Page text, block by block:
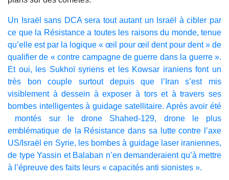
Un Israël sans DCA sera tout autant un Israël à cibler par
ce que la Résistance a toutes les raisons du monde, tenue
qu’elle est par la logique « œil pour œil dent pour dent » de
qualifier de « contre campagne de guerre dans la guerre ».
Et oui, les Sukhoï syriens et les Kowsar iraniens font un
très bon couple surtout depuis que l’Iran s’est mis
visiblement à dessein à exposer à tors et à travers ses
bombes intelligentes à guidage satellitaire. Après avoir été
montés sur le drone Shahed-129, drone le plus
emblématique de la Résistance dans sa lutte contre l’axe
US/Israël en Syrie, les bombes à guidage laser iraniennes,
de type Yassin et Balaban n’en demanderaient qu’à mettre
à l’épreuve des faits leurs « capacités anti sionistes ».